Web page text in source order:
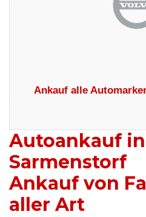
Ankauf alle
Autoankauf in
Sarmenstorf
Ankauf von
aller Art